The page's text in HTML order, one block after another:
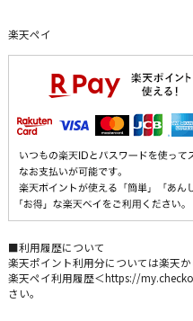
楽天ペイ
■利用履歴について
楽天ポイント利用分については楽天
楽天ペイ利用履歴＜https://
さい。